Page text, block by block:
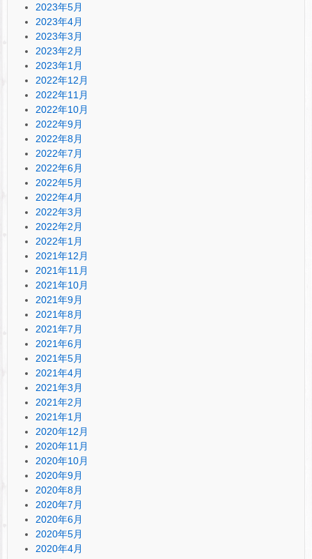
2023年5月
2023年4月
2023年3月
2023年2月
2023年1月
2022年12月
2022年11月
2022年10月
2022年9月
2022年8月
2022年7月
2022年6月
2022年5月
2022年4月
2022年3月
2022年2月
2022年1月
2021年12月
2021年11月
2021年10月
2021年9月
2021年8月
2021年7月
2021年6月
2021年5月
2021年4月
2021年3月
2021年2月
2021年1月
2020年12月
2020年11月
2020年10月
2020年9月
2020年8月
2020年7月
2020年6月
2020年5月
2020年4月